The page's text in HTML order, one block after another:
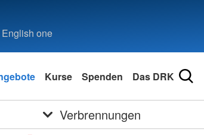
one
Kurse Spenden Das DRK
Verbrennungen